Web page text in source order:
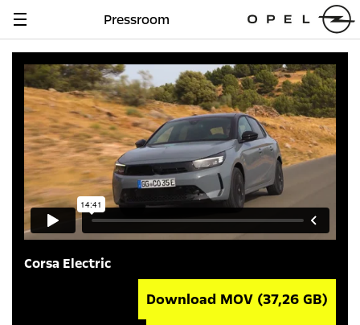
Navigation
Pressroom
Corsa Electric
Download MOV (37,26 GB)